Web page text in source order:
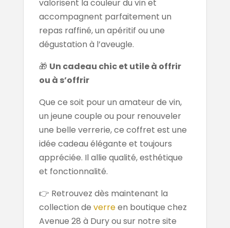
valorisent la couleur du vin et
accompagnent parfaitement un
repas raffiné, un apéritif ou une
dégustation à l’aveugle.
🎁 Un cadeau chic et utile à offrir
ou à s’offrir
Que ce soit pour un amateur de vin,
un jeune couple ou pour renouveler
une belle verrerie, ce coffret est une
idée cadeau élégante et toujours
appréciée. Il allie qualité, esthétique
et fonctionnalité.
👉 Retrouvez dès maintenant la
collection de verreen boutique chez
Avenue 28 à Dury ou sur notre site